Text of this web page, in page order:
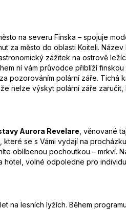
na severu Finska – spojuje
za město do oblasti Koiteli.
zážitek na ostrově
ní vám průvodce přiblíží
polární záře. Tichá
nelze výskyt polární záře
Aurora Revelare , věnované
které se s Vámi vydají na
oblíbenou pochoutkou – mrkví.
volné odpoledne pro
na lesních lyžích. Během